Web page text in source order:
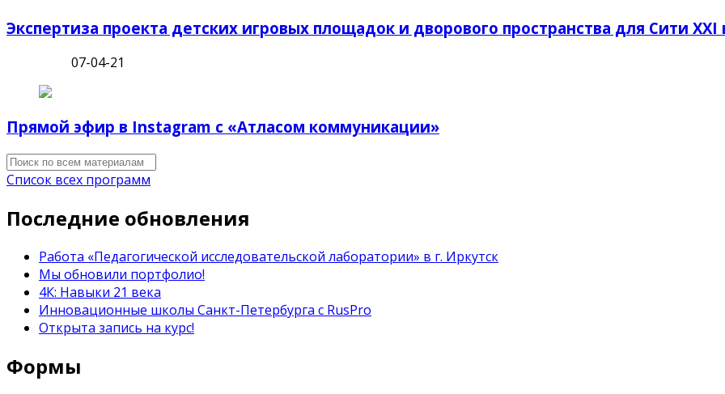
Экспертиза проекта детских игровых площадок и дворового пространства для Сити XXI
07-04-21
Прямой эфир в Instagram с «Атласом коммуникации»
Список всех программ
Последние обновления
Работа «Педагогической исследовательской лаборатории» в г. Иркутск
Мы обновили портфолио!
4К: Навыки 21 века
Инновационные школы Санкт-Петербурга с RusPro
Открыта запись на курс!
Формы